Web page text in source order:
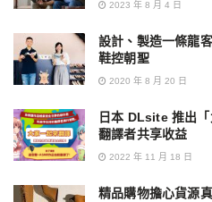
2023 年 8 月 4 日
設計、製造一條龍
鞋控朝聖
2020 年 8 月 20 日
日本 DLsite 推出
翻譯者共享收益
2022 年 11 月 18 日
精品購物擔心貨源